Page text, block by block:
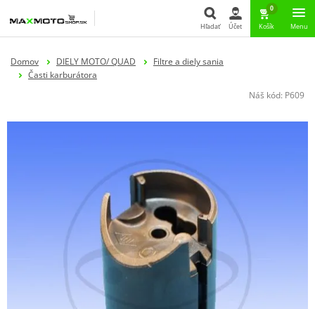
Hľadať Účet
0
Košík Menu
Domov DIELY MOTO/ QUAD
Filtre a diely sania
Časti karburátora
Náš kód: P609